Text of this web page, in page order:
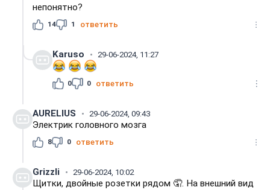
непонятно?
14 1 ответить
Karuso 29-06-2024, 11:27
0 0 ответить
AURELIUS 29-06-2024, 09:43
Электрик головного мозга
8 0 ответить
Grizzli 29-06-2024, 10:02
Щитки, двойные розетки рядом 🤦. На внешний вид